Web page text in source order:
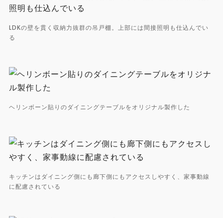
LDKの壁を貫く収納力抜群の吊戸棚。上部には間接照明も仕込んでい
る
ヘリンボーン貼りのダイニングテーブルをオリジナル製作した
キッチンはダイニング側にも廊下側にもアクセスしやすく、家事動線
に配慮されている